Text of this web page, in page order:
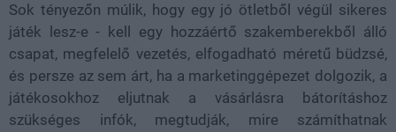
Sok tényezőn múlik, hogy egy jó ötletből végül sikeres
játék lesz-e - kell egy hozzáértő szakemberekből álló
csapat, megfelelő vezetés, elfogadható méretű büdzsé,
és persze az sem árt, ha a marketinggépezet dolgozik, a
játékosokhoz eljutnak a vásárlásra bátorításhoz
szükséges infók, megtudják, mire számíthatnak